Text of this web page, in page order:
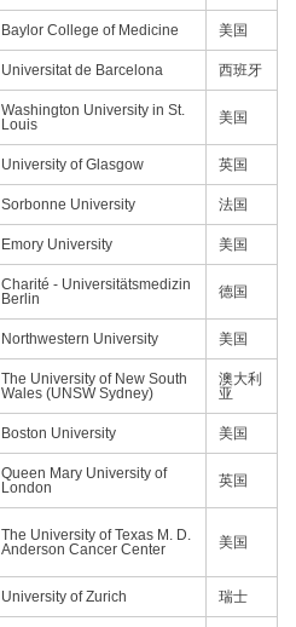
Baylor College of Medicine 美国
Universitat de Barcelona 西班牙
Washington University in St.
Louis
美国
University of Glasgow 英国
Sorbonne University 法国
Emory University 美国
Charité - Universitätsmedizin
Berlin
德国
Northwestern University 美国
The University of New South
Wales (UNSW Sydney)
澳大利
亚
Boston University 美国
Queen Mary University of
London
英国
The University of Texas M. D.
Anderson Cancer Center
美国
University of Zurich 瑞士